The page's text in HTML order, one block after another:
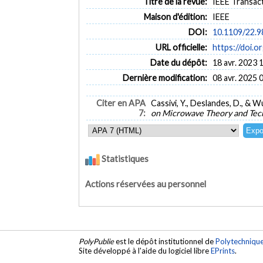
Maison d'édition: IEEE
DOI: 10.1109/
URL officielle: https://
Date du dépôt: 18 avr. 2023
Dernière modification: 08 avr. 2025
Citer en APA
7:
Cassivi, Y., Deslandes, D., &
on Microwave Theory and
Statistiques
Actions réservées au personnel
PolyPublieest le dépôt institutionnel de
Site développé à l'aide du logiciel libreEPrints.